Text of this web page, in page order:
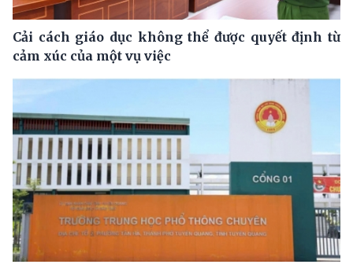
Cải cách giáo dục không thể được quyết định từ
cảm xúc của một vụ việc